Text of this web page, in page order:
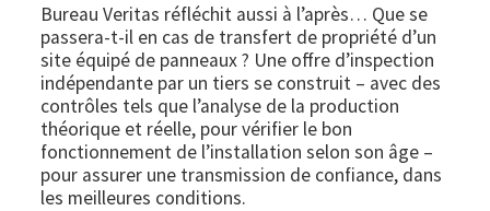
Bureau Veritas réfléchit aussi à l’après… Que se
passera-t-il en cas de transfert de propriété d’un
site équipé de panneaux ? Une offre d’inspection
indépendante par un tiers se construit – avec des
contrôles tels que l’analyse de la production
théorique et réelle, pour vérifier le bon
fonctionnement de l’installation selon son âge –
pour assurer une transmission de confiance, dans
les meilleures conditions.